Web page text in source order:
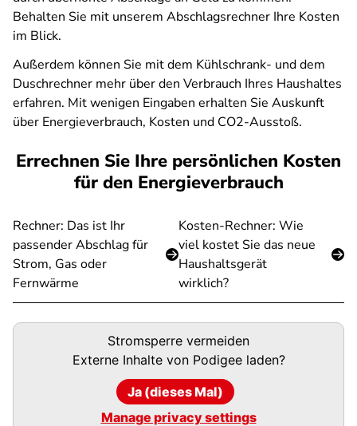
Behalten Sie mit unserem Abschlagsrechner Ihre Kosten
im Blick.
Außerdem können Sie mit dem Kühlschrank- und dem
Duschrechner mehr über den Verbrauch Ihres Haushaltes
erfahren. Mit wenigen Eingaben erhalten Sie Auskunft
über Energieverbrauch, Kosten und CO2-Ausstoß.
Errechnen Sie Ihre persönlichen Kosten
für den Energieverbrauch
Rechner: Das ist Ihr
passender Abschlag für
Strom, Gas oder
Fernwärme
Kosten-Rechner: Wie
viel kostet Sie das neue
Haushaltsgerät
wirklich?
Podigee-
Stromsperre vermeiden
Externe Inhalte von Podigeeladen?
Ja (dieses Mal)
Manage privacy settings